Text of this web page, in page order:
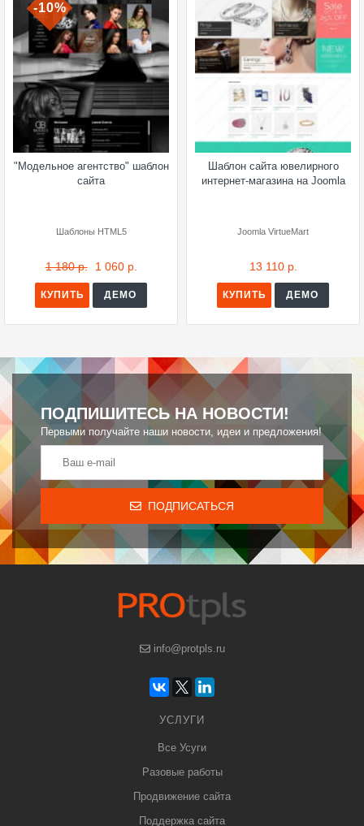
-10%
"Модельное агентство" шаблон
сайта
Шаблоны HTML5
1 180 р. 1 060 р.
КУПИТЬ ДЕМО
Шаблон сайта ювелирного
интернет-магазина на Joomla
Joomla VirtueMart
13 110 р.
КУПИТЬ ДЕМО
ПОДПИШИТЕСЬ НА НОВОСТИ!
Первыми получайте наши новости, идеи и предложения!
ПОДПИСАТЬСЯ
info@protpls.ru
УСЛУГИ
Все Усуги
Разовые работы
Продвижение сайта
Поддержка сайта